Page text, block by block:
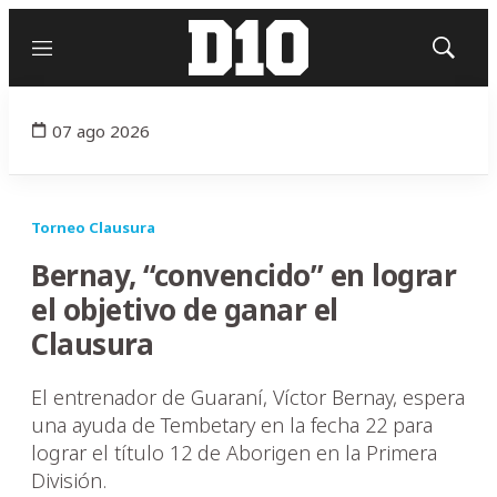
Menú
Mostrar
07 ago 2026
Torneo Clausura
Bernay, “convencido” en lograr
el objetivo de ganar el
Clausura
El entrenador de Guaraní, Víctor Bernay, espera
una ayuda de Tembetary en la fecha 22 para
lograr el título 12 de Aborigen en la Primera
División.